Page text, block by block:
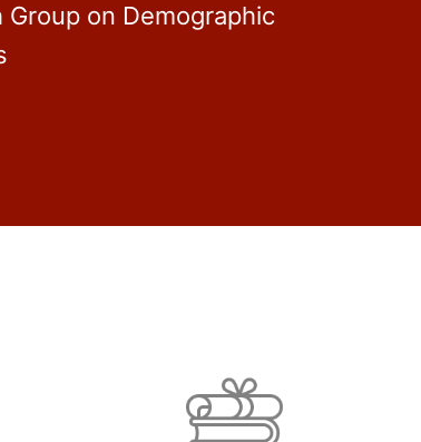
Group on Demographic